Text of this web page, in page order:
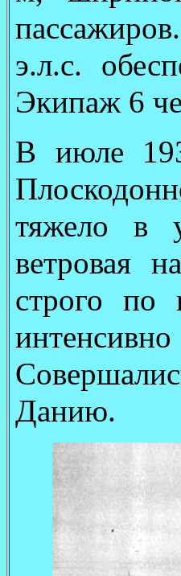
э.л.с.
Экипаж 6
В июле
тяжело в
ветровая
строго по
Данию.